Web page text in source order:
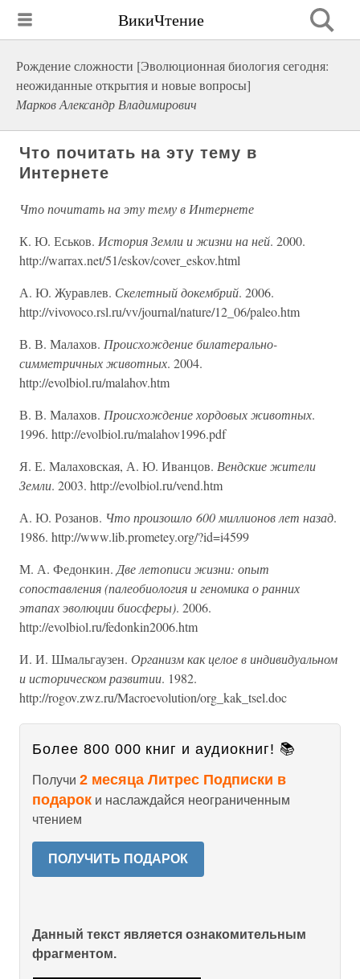
ВикиЧтение
Рождение сложности [Эволюционная биология сегодня:
неожиданные открытия и новые вопросы]
Марков Александр Владимирович
Что почитать на эту тему в
Интернете
Что почитать на эту тему в Интернете
К. Ю. Еськов. История Земли и жизни на ней. 2000.
http://warrax.net/51/eskov/cover_eskov.html
А. Ю. Журавлев. Скелетный докембрий. 2006.
http://vivovoco.rsl.ru/vv/journal/nature/12_06/paleo.htm
В. В. Малахов. Происхождение билатерально-
симметричных животных. 2004.
http://evolbiol.ru/malahov.htm
В. В. Малахов. Происхождение хордовых животных.
1996. http://evolbiol.ru/malahov1996.pdf
Я. Е. Малаховская, А. Ю. Иванцов. Вендские жители
Земли. 2003. http://evolbiol.ru/vend.htm
А. Ю. Розанов. Что произошло 600 миллионов лет назад.
1986. http://www.lib.prometey.org/?id=i4599
М. А. Федонкин. Две летописи жизни: опыт
сопоставления (палеобиология и геномика о ранних
этапах эволюции биосферы). 2006.
http://evolbiol.ru/fedonkin2006.htm
И. И. Шмальгаузен. Организм как целое в индивидуальном
и историческом развитии. 1982.
http://rogov.zwz.ru/Macroevolution/org_kak_tsel.doc
Более 800 000 книг и аудиокниг! 📚
Получи 2 месяца Литрес Подписки в
подарок и наслаждайся неограниченным
чтением
ПОЛУЧИТЬ ПОДАРОК
Данный текст является ознакомительным
фрагментом.